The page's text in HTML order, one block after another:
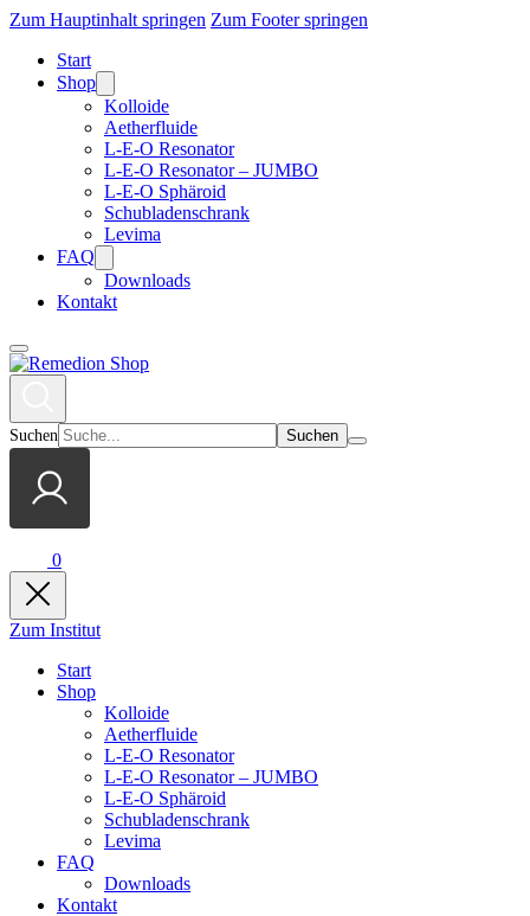
Zum Hauptinhalt springen Zum Footer springen
Start
Shop
Kolloide
Aetherfluide
L-E-O Resonator
L-E-O Resonator – JUMBO
L-E-O Sphäroid
Schubladenschrank
Levima
FAQ
Downloads
Kontakt
Suchen
0
Zum Institut
Start
Shop
Kolloide
Aetherfluide
L-E-O Resonator
L-E-O Resonator – JUMBO
L-E-O Sphäroid
Schubladenschrank
Levima
FAQ
Downloads
Kontakt